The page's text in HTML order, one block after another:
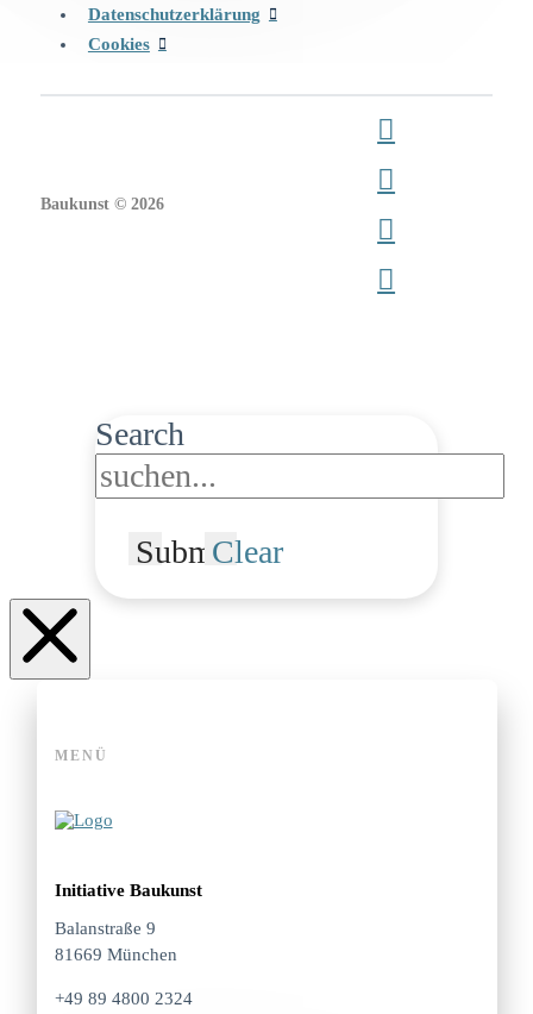
Datenschutzerklärung
Cookies
Baukunst © 2026
Search
SubmitClear
MENÜ
Initiative Baukunst
Balanstraße 9
81669 München
+49 89 4800 2324